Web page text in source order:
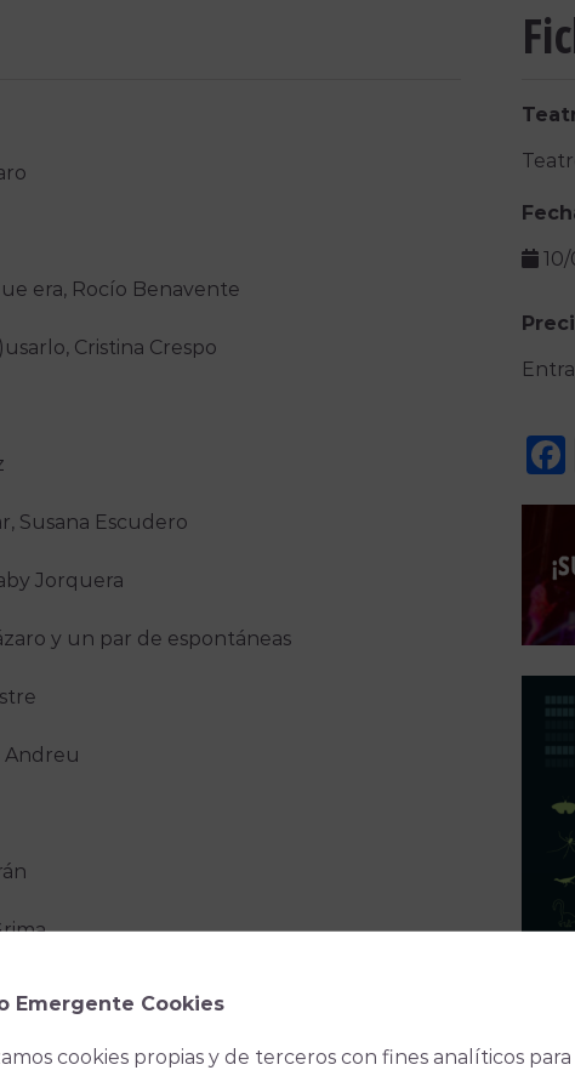
era, Rocío Benavente
Cristina Crespo
Susana Escudero
Jorquera
y un par de espontáneas
Andreu
Emergente Cookies
cookies propias y de terceros con fines analíticos